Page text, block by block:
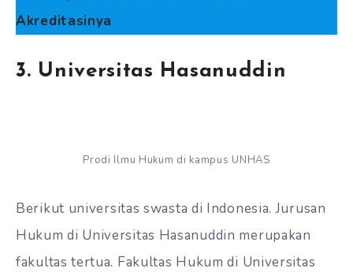
Akreditasinya
3. Universitas Hasanuddin
Prodi Ilmu Hukum di kampus UNHAS
Berikut universitas swasta di Indonesia. Jurusan
Hukum di Universitas Hasanuddin merupakan
fakultas tertua. Fakultas Hukum di Universitas